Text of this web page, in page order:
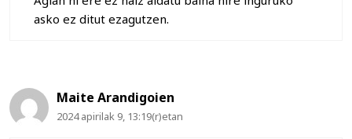
asko ez ditut ezagutzen.
Maite Arandigoien
2024 apirilak 9, 13:19(r)etan